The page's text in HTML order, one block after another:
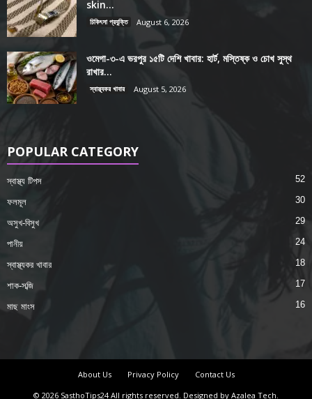
skin...
চিকিৎসা প্রযুক্তি August 6, 2026
ওমেগা-৩-এ ভরপুর ১৫টি দেশি খাবার: হার্ট, মস্তিষ্ক ও চোখ সুস্থ
রাখার...
স্বাস্থ্যকর খাবার August 5, 2026
POPULAR CATEGORY
স্বাস্থ্য টিপস 52
ফলমূল 30
অসুখ-বিসুখ 29
পানীয় 24
স্বাস্থ্যকর খাবার 18
শাক-সব্জি 17
মাছ মাংস 16
About Us Privacy Policy
Contact Us
© 2026 SasthoTips24 All rights reserved. Designed by Azalea Tech.